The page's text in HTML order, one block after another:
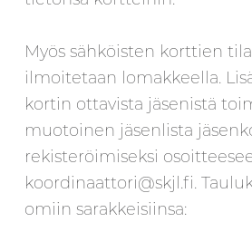
Myös sähköisten korttien
ilmoitetaan lomakkeella.
kortin ottavista jäsenistä
muotoinen jäsenlista
rekisteröimiseksi
koordinaattori@skjl.fi.
omiin sarakkeisiinsa: